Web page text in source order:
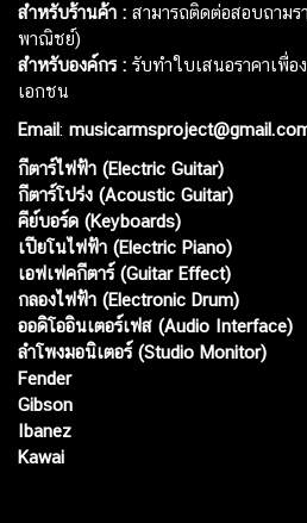
สำหรับร้านค้า : สามารถติดต่อสอบถามร
พาณิชย์)
สำหรับองค์กร : รับทำใบเสนอราคาเพื่อ
เอกชน
Email:
กีตาร์ไฟฟ้า (Electric Guitar)
กีตาร์โปร่ง (Acoustic Guitar)
คีย์บอร์ด (Keyboards)
เปียโนไฟฟ้า (Electric Piano)
เอฟเฟคกีตาร์ (Guitar Effect)
กลองไฟฟ้า (Electronic Drum)
ออดิโออินเตอร์เฟส (Audio Interface)
ลำโพงมอนิเตอร์ (Studio Monitor)
Fender
Gibson
Ibanez
Kawai